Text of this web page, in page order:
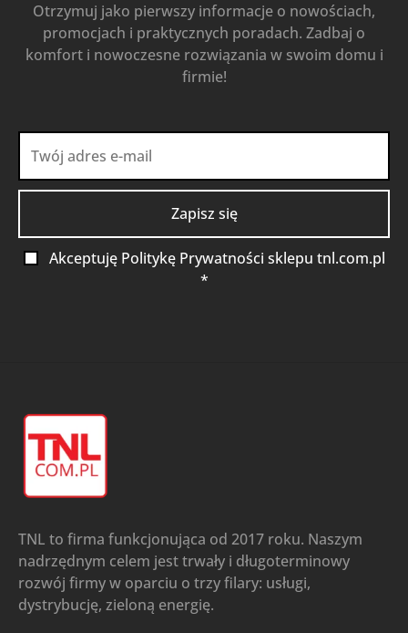
Otrzymuj jako pierwszy informacje o nowościach,
promocjach i praktycznych poradach. Zadbaj o
komfort i nowoczesne rozwiązania w swoim domu i
firmie!
Akceptuję Politykę Prywatności sklepu tnl.com.pl
*
TNL to firma funkcjonująca od 2017 roku. Naszym
nadrzędnym celem jest trwały i długoterminowy
rozwój firmy w oparciu o trzy filary: usługi,
dystrybucję, zieloną energię.